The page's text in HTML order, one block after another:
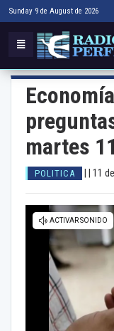
Sunday 9 de August de 2026
martes 11
POLITICA 11